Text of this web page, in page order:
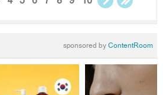
sponsored byContentRoom